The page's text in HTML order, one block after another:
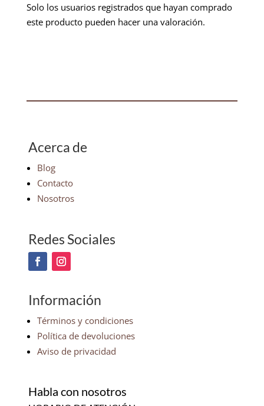
Solo los usuarios registrados que hayan comprado
este producto pueden hacer una valoración.
Acerca de
Blog
Contacto
Nosotros
Redes Sociales
Información
Términos y condiciones
Política de devoluciones
Aviso de privacidad
Habla con nosotros